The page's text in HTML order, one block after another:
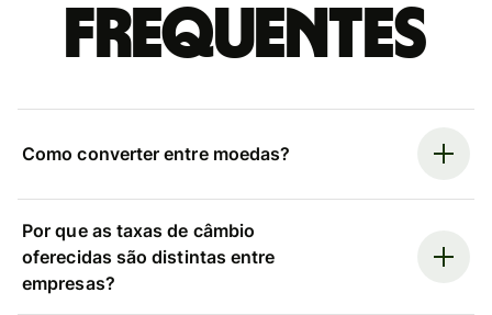
frequentes
Como converter entre moedas?
Por que as taxas de câmbio
oferecidas são distintas entre
empresas?